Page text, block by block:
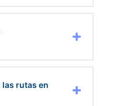
las rutas en